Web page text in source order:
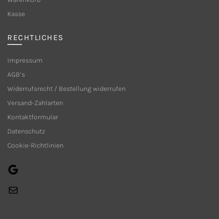
Kasse
RECHTLICHES
Impressum
AGB’s
Widerrufsrecht / Bestellung widerrufen
Versand-Zahlarten
Kontaktformular
Datenschutz
Cookie-Richtlinien